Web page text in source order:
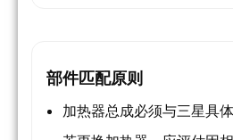
部件匹配原则
加热器总成必须与三星具